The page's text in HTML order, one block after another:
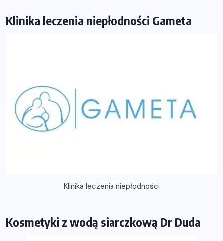
Klinika leczenia niepłodności Gameta
Klinika leczenia niepłodności
Kosmetyki z wodą siarczkową Dr Duda